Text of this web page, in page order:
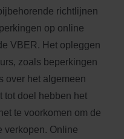
richtlijnen
op online
VBER. Het opleggen
zoals beperkingen
over het algemeen
tot doel hebben het
te voorkomen om de
verkopen. Online